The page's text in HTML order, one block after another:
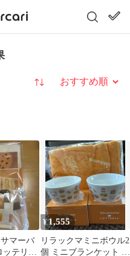
並び替え
マーバ
テリ
¥1,555
リラックマミニボウル2
個 ミニブランケット ロ